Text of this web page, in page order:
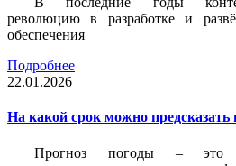
революцию в разработке и
обеспечения
Подробнее
22.01.2026
На какой срок можно предсказать
Прогноз погоды – это